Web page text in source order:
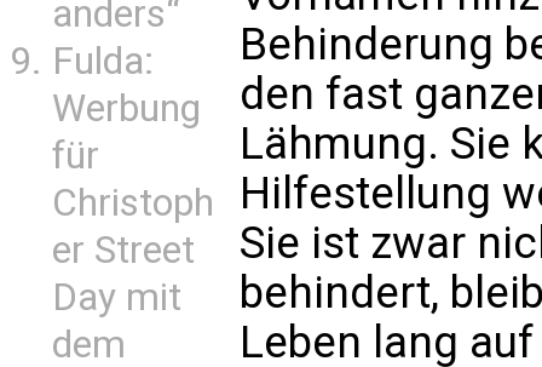
anders“
Fulda:
Werbung
für
Christoph
er Street
Day mit
dem
Behinderung
den fast
Lähmung. Sie
Hilfestellung
Sie ist zwar
behindert,
Leben lang